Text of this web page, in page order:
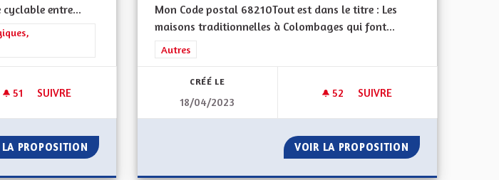
cyclable entre...
transitions énergétiques, écologiques, environnementales et climatiques
51 51 ABONNÉS
SUIVRE
CRÉATION D’UNE PISTE CYCLABLE (DU CONCRET)
PROPOSITION CRÉATION D’UNE PISTE CYCLABLE (DU CONCRET)
Mon Code postal 68210Tout est dans le titre : Les
maisons traditionnelles à Colombages qui font...
Filtrer les résultats de la catégorie : Autres
Autres
CRÉÉ LE
18/04/2023
52 52 ABONNÉS
SUIVRE
VOIR LA PROPOSITION OEUVRER